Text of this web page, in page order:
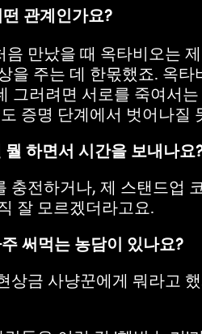
관계인가요?
음 만났을 때 옥타비오는
을 주는 데 한몫했죠. 옥
그러려면 서로를 죽여서
증명 단계에서 벗어나질
하면서 시간을 보내나요
충전하거나, 제 스탠드업
잘 모르겠더라고요.
써먹는 농담이 있나요?
상금 사냥꾼에게 뭐라고